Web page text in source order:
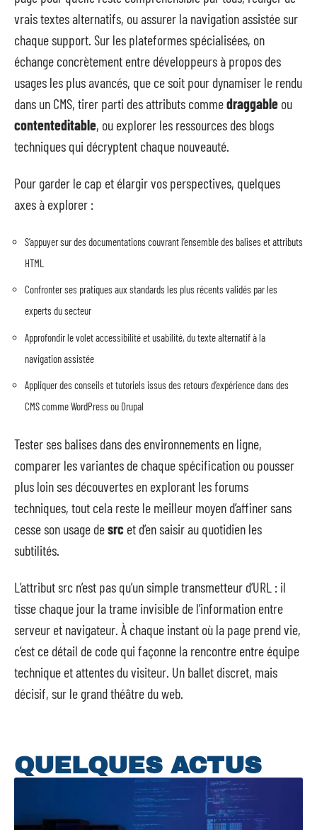
vrais textes alternatifs, ou assurer la navigation assistée sur
chaque support. Sur les plateformes spécialisées, on
échange concrètement entre développeurs à propos des
usages les plus avancés, que ce soit pour dynamiser le rendu
dans un CMS, tirer parti des attributs commedraggable ou
contenteditable, ou explorer les ressources des blogs
techniques qui décryptent chaque nouveauté.
Pour garder le cap et élargir vos perspectives, quelques
axes à explorer :
S’appuyer sur des documentations couvrant l’ensemble des balises et attributs
HTML
Confronter ses pratiques aux standards les plus récents validés par les
experts du secteur
Approfondir le volet accessibilité et usabilité, du texte alternatif à la
navigation assistée
Appliquer des conseils et tutoriels issus des retours d’expérience dans des
CMS comme WordPress ou Drupal
Tester ses balises dans des environnements en ligne,
comparer les variantes de chaque spécification ou pousser
plus loin ses découvertes en explorant les forums
techniques, tout cela reste le meilleur moyen d’affiner sans
cesse son usage desrc et d’en saisir au quotidien les
subtilités.
L’attribut src n’est pas qu’un simple transmetteur d’URL : il
tisse chaque jour la trame invisible de l’information entre
serveur et navigateur. À chaque instant où la page prend vie,
c’est ce détail de code qui façonne la rencontre entre équipe
technique et attentes du visiteur. Un ballet discret, mais
décisif, sur le grand théâtre du web.
QUELQUES ACTUS